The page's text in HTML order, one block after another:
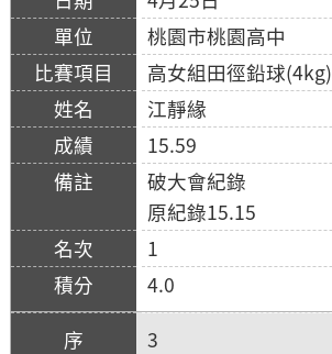
桃園市桃園高中
高女組田徑鉛球(4kg)
江靜緣
15.59
破大會紀錄
原紀錄15.15
1
4.0
3